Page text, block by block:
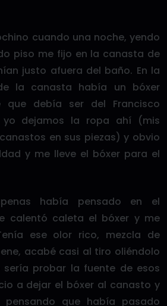
cuando una noche, yendo
piso me fijo en la canasta de
justo afuera del baño. En la
la canasta había un bóxer
que debía ser del Francisco
dejamos la ropa ahí (mis
en sus piezas) y obvio
y me lleve el bóxer para el
había pensado en el
calentó caleta el bóxer y me
ese olor rico, mezcla de
acabé casi al tiro oliéndolo
probar la fuente de esos
a dejar el bóxer al canasto y
que había pasado